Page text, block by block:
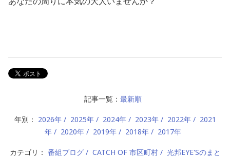
記事一覧： 最新順
年別： 2026年 2025年 2024年 2023年 2022年
2021
年
2020年 2019年 2018年 2017年
カテゴリ： 番組ブログ CATCH OF 市区町村 光邦EYE'Sのまと